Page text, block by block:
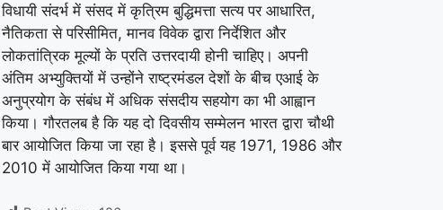
विधायी संदर्भ में संसद में कृत्रिम बुद्धिमत्ता सत्य पर आधारित,
नैतिकता से परिसीमित, मानव विवेक द्वारा निर्देशित और
लोकतांत्रिक मूल्यों के प्रति उत्तरदायी होनी चाहिए। अपनी
अंतिम अभ्युक्तियों में उन्होंने राष्ट्रमंडल देशों के बीच एआई के
अनुप्रयोग के संबंध में अधिक संसदीय सहयोग का भी आह्वान
किया। गौरतलब है कि यह दो दिवसीय सम्मेलन भारत द्वारा चौथी
बार आयोजित किया जा रहा है। इससे पूर्व यह 1971, 1986 और
2010 में आयोजित किया गया था।